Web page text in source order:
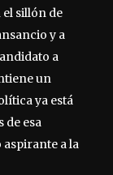
sillón de
y a
a
un
ya está
de esa
a la